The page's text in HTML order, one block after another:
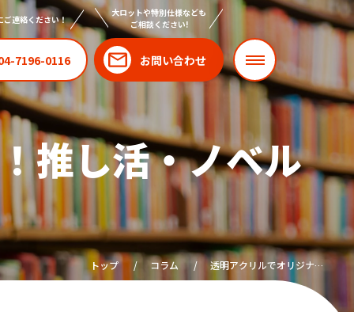
ご連絡ください！
7196-0116
大ロットや特別仕様なども
ご相談ください!
お問い合わせ
推し活・ノベル
トップ コラム
透明アクリルでオリジナル
お守りを制作！推し活・ノ